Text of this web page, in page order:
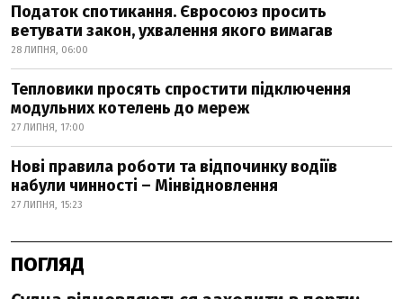
Податок спотикання. Євросоюз просить
ветувати закон, ухвалення якого вимагав
28 ЛИПНЯ, 06:00
Тепловики просять спростити підключення
модульних котелень до мереж
27 ЛИПНЯ, 17:00
Нові правила роботи та відпочинку водіїв
набули чинності – Мінвідновлення
27 ЛИПНЯ, 15:23
ПОГЛЯД